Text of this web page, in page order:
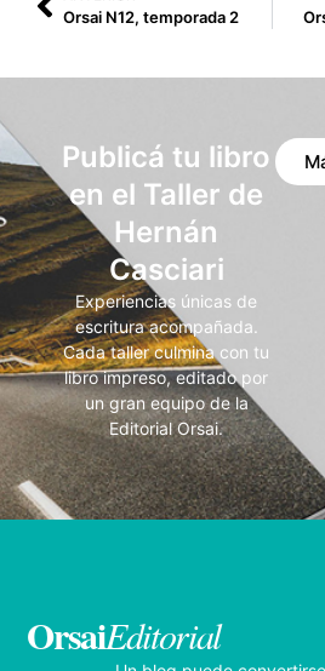
Orsai N12, temporada 2
Publicá tu libro
en el Taller de
Hernán
Casciari
Experiencias únicas de
escritura acompañada.
Cada taller culmina con tu
libro impreso, editado por
un gran equipo de la
Editorial Orsai.
OrsaiEditorial